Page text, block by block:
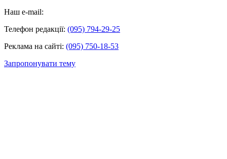
Наш e-mail:
Телефон редакції: (095) 794-29-25
Реклама на сайті: (095) 750-18-53
Запропонувати тему